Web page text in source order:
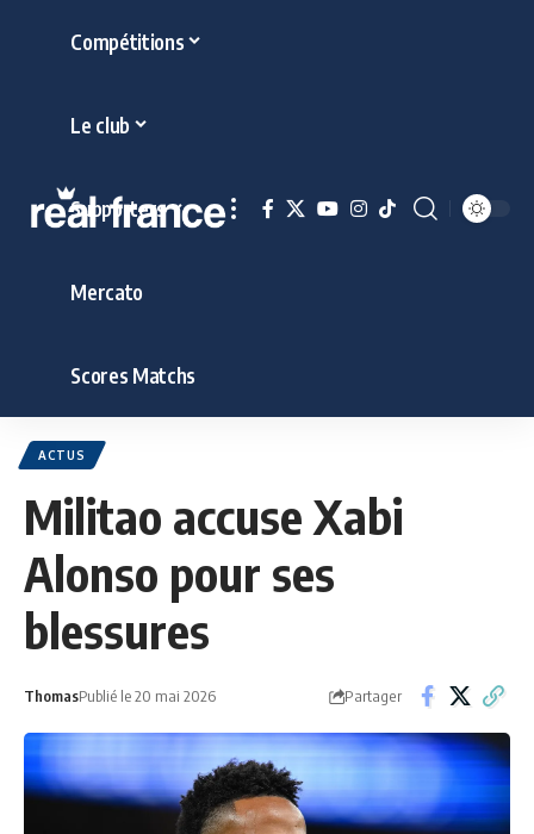
Compétitions
Le club
Supporters
Mercato
Scores Matchs
ACTUS
Militao accuse Xabi
Alonso pour ses
blessures
ThomasPublié le 20 mai 2026 Partager